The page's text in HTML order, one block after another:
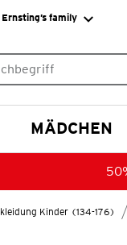
family
MÄDCHEN
Kinder (134-176)